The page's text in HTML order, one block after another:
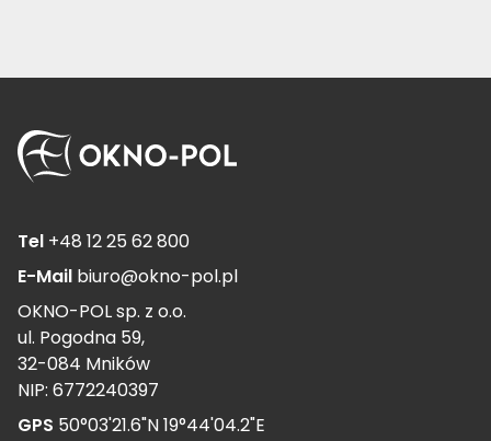
Tel +48 12 25 62 800
E-Mail biuro@okno-pol.pl
OKNO-POL sp. z o.o.
ul. Pogodna 59,
32-084 Mników
NIP: 6772240397
GPS 50°03'21.6"N 19°44'04.2"E